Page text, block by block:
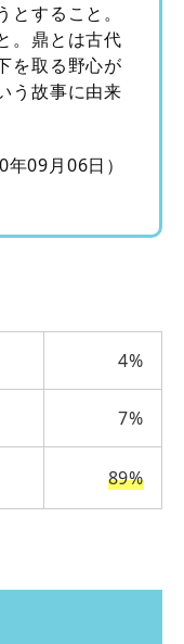
すること。
。鼎とは古代
を取る野心が
う故事に由来
年09月06日）
4%
7%
89%